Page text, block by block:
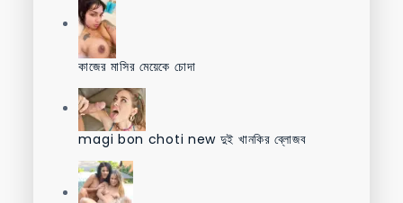
কাজের মাসির মেয়েকে চোদা
magi bon choti new দুই খানকির ব্লোজব